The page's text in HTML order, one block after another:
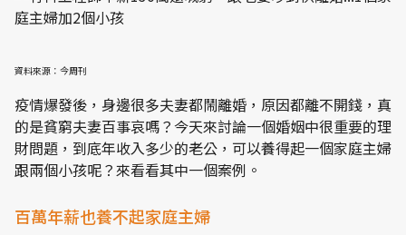
資料來源：今周刊
疫情爆發後，身邊很多夫妻都鬧離婚，原因都離不開錢，真
的是貧窮夫妻百事哀嗎？今天來討論一個婚姻中很重要的理
財問題，到底年收入多少的老公，可以養得起一個家庭主婦
跟兩個小孩呢？來看看其中一個案例。
百萬年薪也養不起家庭主婦